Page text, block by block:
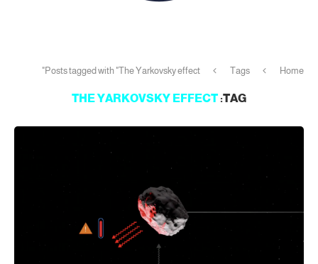
Home
Tags
Posts tagged with "The Yarkovsky effect"
TAG:
THE YARKOVSKY EFFECT